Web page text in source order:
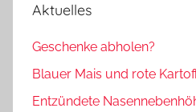
Aktuelles
Geschenke abholen?
Blauer Mais und rote
Entzündete